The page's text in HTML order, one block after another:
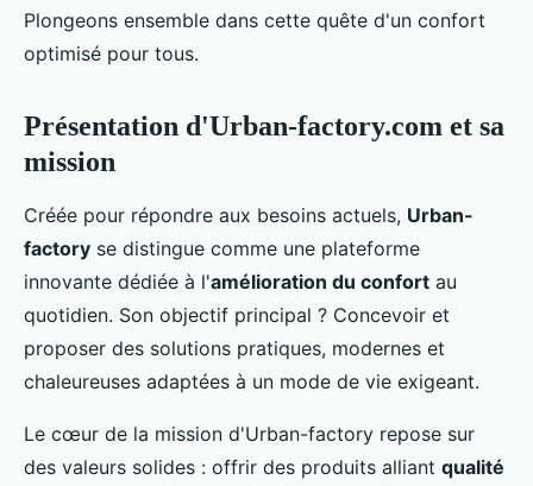
Plongeons ensemble dans cette quête d'un confort
optimisé pour tous.
Présentation d'Urban-factory.com et sa
mission
Créée pour répondre aux besoins actuels, Urban-
factory se distingue comme une plateforme
innovante dédiée à l'amélioration du confort au
quotidien. Son objectif principal ? Concevoir et
proposer des solutions pratiques, modernes et
chaleureuses adaptées à un mode de vie exigeant.
Le cœur de la mission d'Urban-factory repose sur
des valeurs solides : offrir des produits alliant qualité